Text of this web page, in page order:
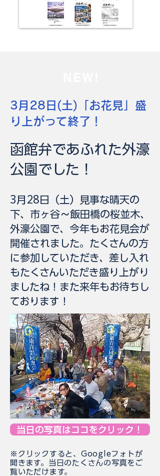
​3月28日(土)「お花見」盛
り上がって終了！
函館弁であふれた外濠
公園でした！
3月28日（土）見事な晴天の
下、市ヶ谷〜飯田橋の桜並木、
外濠公園で、今年もお花見会が
開催されました。 たくさんの方
に参加していただき、差し入れ
もたくさんいただき盛り上がり
ましたね！また来年もお待ちし
ております！
当日の写真はココをクリック！
※クリックすると、Googleフォトが
開きます。当日のたくさんの写真をご
覧いただけます。